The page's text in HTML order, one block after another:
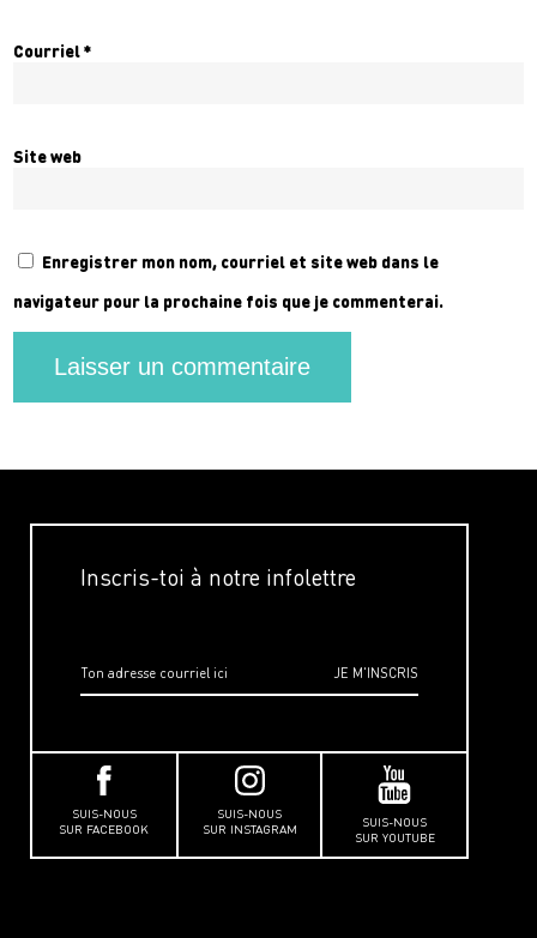
Courriel*
Site web
Enregistrer mon nom, courriel et site web dans le
navigateur pour la prochaine fois que je commenterai.
Inscris-toi à notre infolettre
SUIS-NOUS
SUR FACEBOOK
SUIS-NOUS
SUR INSTAGRAM
SUIS-NOUS
SUR YOUTUBE